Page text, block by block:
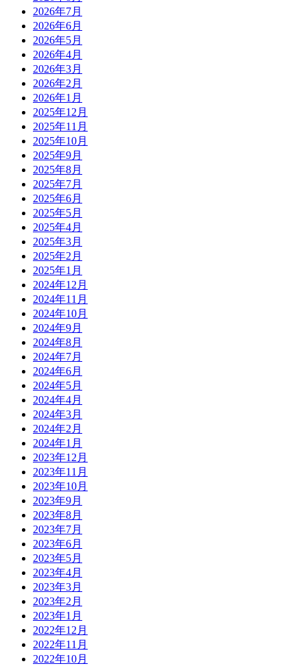
2026年7月
2026年6月
2026年5月
2026年4月
2026年3月
2026年2月
2026年1月
2025年12月
2025年11月
2025年10月
2025年9月
2025年8月
2025年7月
2025年6月
2025年5月
2025年4月
2025年3月
2025年2月
2025年1月
2024年12月
2024年11月
2024年10月
2024年9月
2024年8月
2024年7月
2024年6月
2024年5月
2024年4月
2024年3月
2024年2月
2024年1月
2023年12月
2023年11月
2023年10月
2023年9月
2023年8月
2023年7月
2023年6月
2023年5月
2023年4月
2023年3月
2023年2月
2023年1月
2022年12月
2022年11月
2022年10月